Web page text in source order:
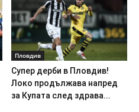
Пловдив
Супер дерби в Пловдив!
Локо продължава напред
за Купата след здрава...